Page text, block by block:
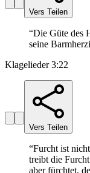
Vers Teilen
“Die Güte des
seine
Klagelieder 3:22
Vers Teilen
“Furcht ist
treibt die
aber fürchtet,